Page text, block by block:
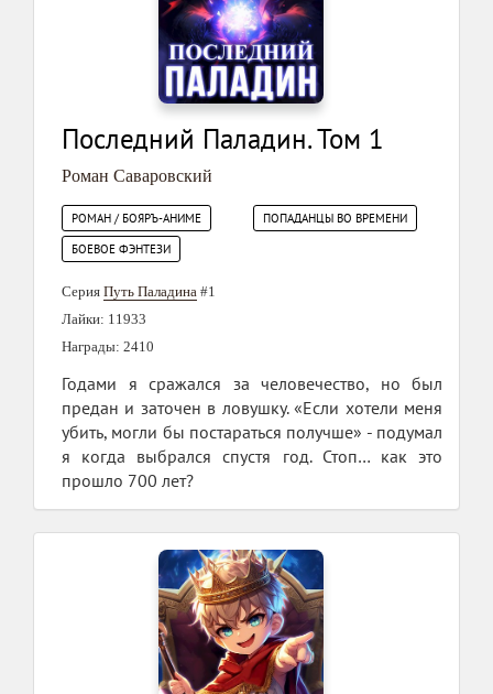
Последний Паладин. Том 1
Роман Саваровский
РОМАН / БОЯРЪ-АНИМЕ
ПОПАДАНЦЫ ВО ВРЕМЕНИ
БОЕВОЕ ФЭНТЕЗИ
Серия Путь Паладина #1
Лайки: 11933
Награды: 2410
Годами я сражался за человечество, но был
предан и заточен в ловушку. «Если хотели меня
убить, могли бы постараться получше» - подумал
я когда выбрался спустя год. Стоп… как это
прошло 700 лет?